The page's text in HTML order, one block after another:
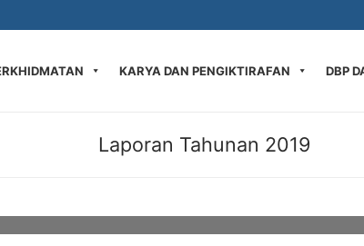
KARYA DAN PENGIKTIRAFAN DBP
Laporan Tahunan 2019